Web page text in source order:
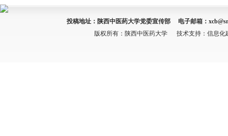
投稿地址：陕西中医药大学党委宣传部 电子邮箱：
版权所有：陕西中医药大学 技术支持：信息